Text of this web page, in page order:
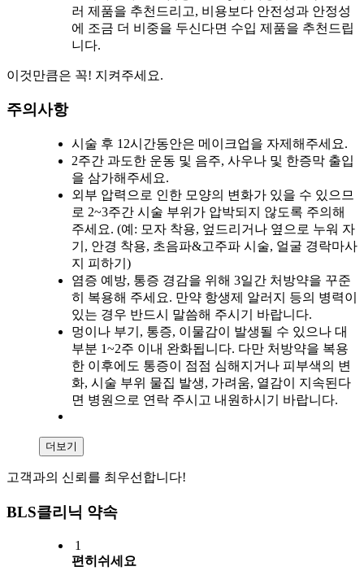
러 제품을 추천드리고, 비용보다 안전성과 안정성
에 조금 더 비중을 두신다면 수입 제품을 추천드립
니다.
이것만큼은 꼭! 지켜주세요.
주의사항
시술 후 12시간동안은 메이크업을 자제해주세요.
2주간 과도한 운동 및 음주, 사우나 및 한증막 출입
을 삼가해주세요.
외부 압력으로 인한 모양의 변화가 있을 수 있으므
로 2~3주간 시술 부위가 압박되지 않도록 주의해
주세요. (예: 모자 착용, 엎드리거나 옆으로 누워 자
기, 안경 착용, 초음파&고주파 시술, 얼굴 경락마사
지 피하기)
염증 예방, 통증 경감을 위해 3일간 처방약을 꾸준
히 복용해 주세요. 만약 항생제 알러지 등의 병력이
있는 경우 반드시 말씀해 주시기 바랍니다.
멍이나 부기, 통증, 이물감이 발생될 수 있으나 대
부분 1~2주 이내 완화됩니다. 다만 처방약을 복용
한 이후에도 통증이 점점 심해지거나 피부색의 변
화, 시술 부위 물집 발생, 가려움, 열감이 지속된다
면 병원으로 연락 주시고 내원하시기 바랍니다.
더보기
고객과의 신뢰를 최우선합니다!
BLS클리닉 약속
1
편히쉬세요